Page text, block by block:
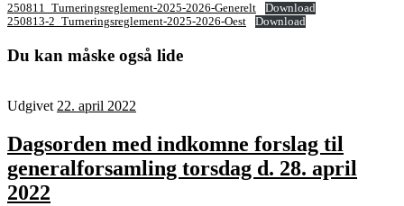
250811_Turneringsreglement-2025-2026-Generelt
Download
250813-2_Turneringsreglement-2025-2026-Oest
Download
Du kan måske også lide
Udgivet 22. april 2022
Dagsorden med indkomne forslag til
generalforsamling torsdag d. 28. april
2022